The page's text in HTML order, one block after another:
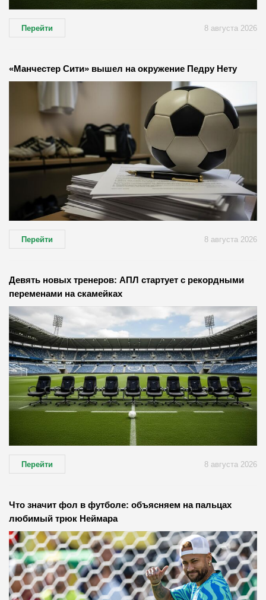
Перейти 8 августа 2026
«Манчестер Сити» вышел на окружение Педру Нету
Перейти 8 августа 2026
Девять новых тренеров: АПЛ стартует с рекордными
переменами на скамейках
Перейти 8 августа 2026
Что значит фол в футболе: объясняем на пальцах
любимый трюк Неймара